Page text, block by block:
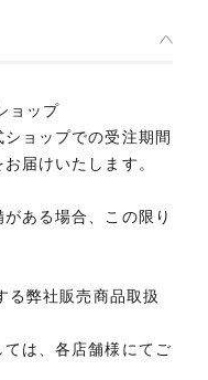
ョップ
ョップでの受注期間
届けいたします。
ある場合、この限り
る弊社販売商品取扱
は、各店舗様にてご